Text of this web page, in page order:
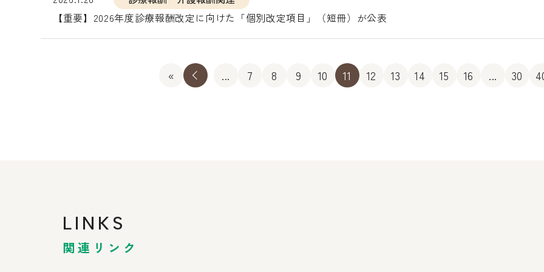
【重要】2026年度診療報酬改定に向けた「個別改定項目」（短冊）が公表
« « ... 7 8 9 10 11 12 13 14 15 16 ... 30
LINKS
関連リンク